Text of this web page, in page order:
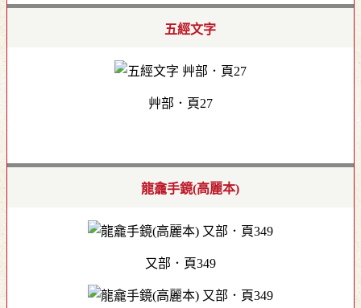
五經文字
艸部．頁27
龍龕手鏡(高麗本)
又部．頁349